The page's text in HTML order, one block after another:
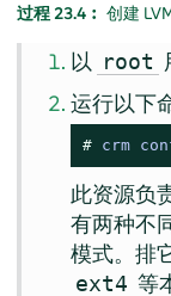
过程 23.4︰ 创建
以 root
运行以下
# crm
此资源负
有两种不
模式。排
ext4 等